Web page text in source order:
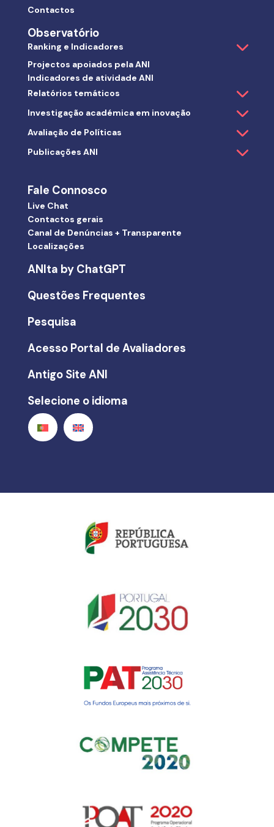
Contactos
Observatório
Ranking e Indicadores
Projectos apoiados pela ANI
Indicadores de atividade ANI
Relatórios temáticos
Investigação académica em inovação
Avaliação de Políticas
Publicações ANI
Fale Connosco
Live Chat
Contactos gerais
Canal de Denúncias + Transparente
Localizações
ANIta by ChatGPT
Questões Frequentes
Pesquisa
Acesso Portal de Avaliadores
Antigo Site ANI
Selecione o idioma